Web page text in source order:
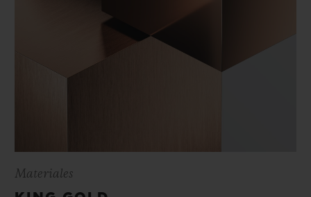
Materiales